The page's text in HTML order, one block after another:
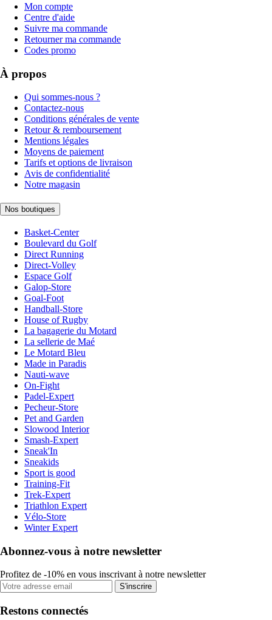
Mon compte
Centre d'aide
Suivre ma commande
Retourner ma commande
Codes promo
À propos
Qui sommes-nous ?
Contactez-nous
Conditions générales de vente
Retour & remboursement
Mentions légales
Moyens de paiement
Tarifs et options de livraison
Avis de confidentialité
Notre magasin
Nos boutiques
Basket-Center
Boulevard du Golf
Direct Running
Direct-Volley
Espace Golf
Galop-Store
Goal-Foot
Handball-Store
House of Rugby
La bagagerie du Motard
La sellerie de Maé
Le Motard Bleu
Made in Paradis
Nauti-wave
On-Fight
Padel-Expert
Pecheur-Store
Pet and Garden
Slowood Interior
Smash-Expert
Sneak'In
Sneakids
Sport is good
Training-Fit
Trek-Expert
Triathlon Expert
Vélo-Store
Winter Expert
Abonnez-vous à notre newsletter
Profitez de -10% en vous inscrivant à notre newsletter
S'inscrire
Restons connectés